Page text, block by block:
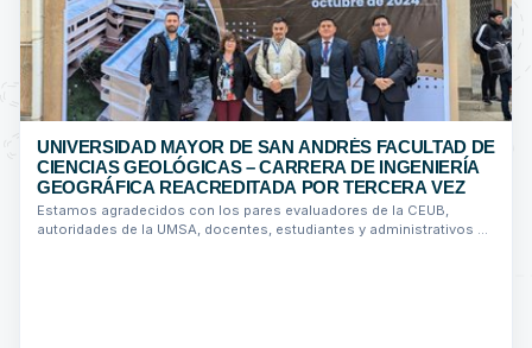
UNIVERSIDAD MAYOR DE SAN ANDRÉS FACULTAD DE
CIENCIAS GEOLÓGICAS – CARRERA DE INGENIERÍA
GEOGRÁFICA REACREDITADA POR TERCERA VEZ
Estamos agradecidos con los pares evaluadores de la CEUB,
autoridades de la UMSA, docentes, estudiantes y administrativos de